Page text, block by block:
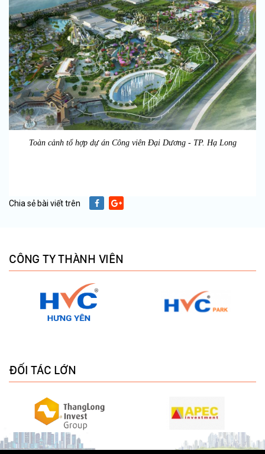
Toàn cảnh tổ hợp dự án Công viên Đại Dương - TP. Hạ Long
Chia sẻ bài viết trên
CÔNG TY THÀNH VIÊN
ĐỐI TÁC LỚN